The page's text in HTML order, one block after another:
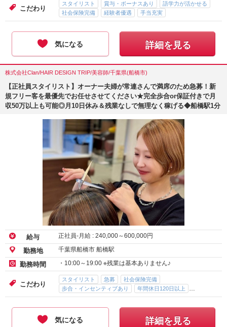
こだわり
スタイリスト 賞与・ボーナスあり
語学力が活かせる
社会保険完備
経験者優遇 手当充実
気になる 詳細を見る
株式会社Clan/HAIR DESIGN TRIP/美容師/千葉県(船橋市)
【正社員スタイリスト】オーナー夫婦が常連さんで満席のため急募！新
規フリー客を最優先でお任せさせてください★完全歩合or保証付きで月
収50万以上も可能◎月10日休み＆残業なしで無理なく稼げる◆船橋駅1分
給与 正社員-月給 : 240,000～600,000円
勤務地 千葉県船橋市 船橋駅
勤務時間 ・10:00～19:00 ※残業は基本ありません♪
こだわり
スタイリスト 急募
社会保険完備
歩合・インセンティブあり
年間休日120日以上
完全週休二日制
気になる 詳細を見る